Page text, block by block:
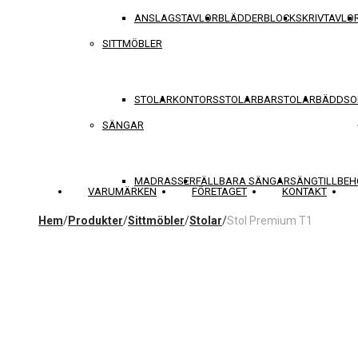
ANSLAGSTAVLORBLÄDDERBLOCK
SITTMÖBLER
STOLARKONTORSSTOLARBARSTOLAR
SÄNGAR
MADRASSERFÄLLBARA SÄNGAR
VARUMÄRKEN FÖRETAGET KONTAKT
Hem/Produkter/Sittmöbler/Stolar/Stol Premium T1